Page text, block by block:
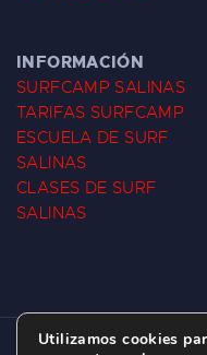
INFORMACIÓN
SURFCAMP SALINAS
TARIFAS SURFCAMP
ESCUELA DE SURF
SALINAS
CLASES DE SURF
SALINAS
Utilizamos cookies